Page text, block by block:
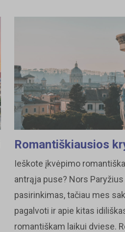
Romantiškiausios
Ieškote įkvėpimo
antrąja puse? Nors
pasirinkimas, tačiau mes
pagalvoti ir apie kitas
romantiškam laikui dviese.